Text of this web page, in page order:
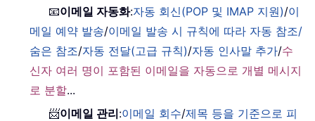
📧이메일 자동화:자동 회신(POP 및 IMAP 지원)/이
메일 예약 발송/이메일 발송 시 규칙에 따라 자동 참조/
숨은 참조/자동 전달(고급 규칙)/자동 인사말 추가/수
신자 여러 명이 포함된 이메일을 자동으로 개별 메시지
로 분할...
📨이메일 관리:이메일 회수/제목 등을 기준으로 피